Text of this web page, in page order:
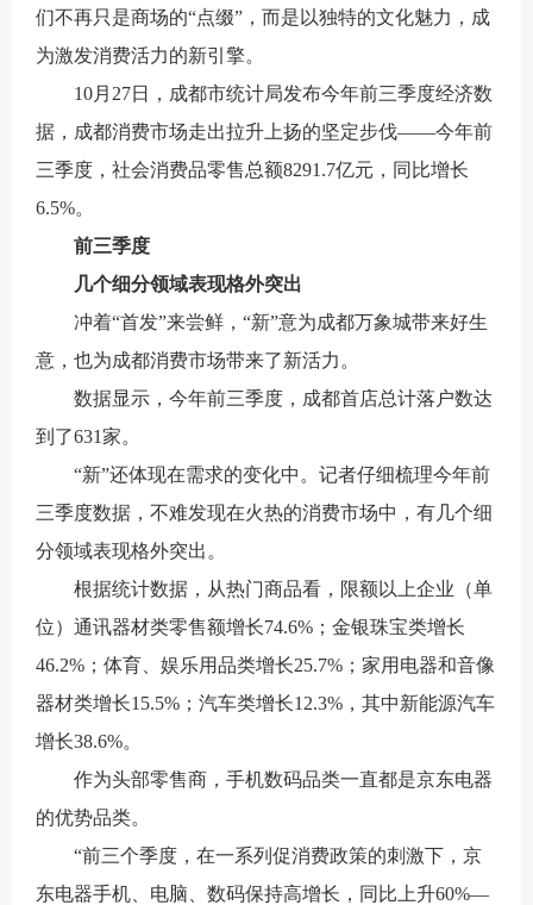
们不再只是商场的“点缀”，而是以独特的文化魅力，成
为激发消费活力的新引擎。
10月27日，成都市统计局发布今年前三季度经济数
据，成都消费市场走出拉升上扬的坚定步伐——今年前
三季度，社会消费品零售总额8291.7亿元，同比增长
6.5%。
前三季度
几个细分领域表现格外突出
冲着“首发”来尝鲜，“新”意为成都万象城带来好生
意，也为成都消费市场带来了新活力。
数据显示，今年前三季度，成都首店总计落户数达
到了631家。
“新”还体现在需求的变化中。记者仔细梳理今年前
三季度数据，不难发现在火热的消费市场中，有几个细
分领域表现格外突出。
根据统计数据，从热门商品看，限额以上企业（单
位）通讯器材类零售额增长74.6%；金银珠宝类增长
46.2%；体育、娱乐用品类增长25.7%；家用电器和音像
器材类增长15.5%；汽车类增长12.3%，其中新能源汽车
增长38.6%。
作为头部零售商，手机数码品类一直都是京东电器
的优势品类。
“前三个季度，在一系列促消费政策的刺激下，京
东电器手机、电脑、数码保持高增长，同比上升60%—